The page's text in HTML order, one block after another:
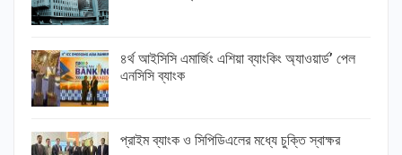
৪র্থ আইসিসি এমার্জিং এশিয়া ব্যাংকিং অ্যাওয়ার্ড’ পেল
এনসিসি ব্যাংক
প্রাইম ব্যাংক ও সিপিডিএলের মধ্যে চুক্তি স্বাক্ষর